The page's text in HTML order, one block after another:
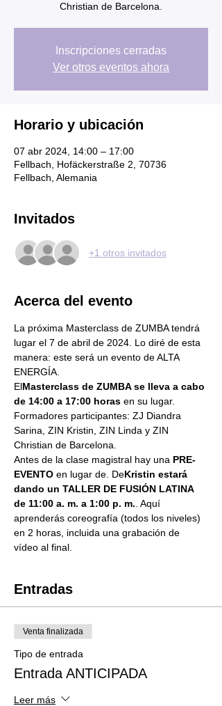
Christian de Barcelona.
Inscripciones cerradas
Ver otros eventos ahora
Horario y ubicación
07 abr 2024, 14:00 – 17:00
Fellbach, Hofäckerstraße 2, 70736
Fellbach, Alemania
Invitados
+1 otros invitados
Acerca del evento
La próxima Masterclass de ZUMBA tendrá
lugar el 7 de abril de 2024. Lo diré de esta
manera: este será un evento de ALTA
ENERGÍA.
ElMasterclass de ZUMBA se lleva a cabo
de 14:00 a 17:00 horas en su lugar.
Formadores participantes: ZJ Diandra
Sarina, ZIN Kristin, ZIN Linda y ZIN
Christian de Barcelona.
Antes de la clase magistral hay una PRE-
EVENTO en lugar de. DeKristin estará
dando un TALLER DE FUSIÓN LATINA
de 11:00 a. m. a 1:00 p. m. . Aquí
aprenderás coreografía (todos los niveles)
en 2 horas, incluida una grabación de
vídeo al final.
Entradas
Venta finalizada
Tipo de entrada
Entrada ANTICIPADA
Leer más